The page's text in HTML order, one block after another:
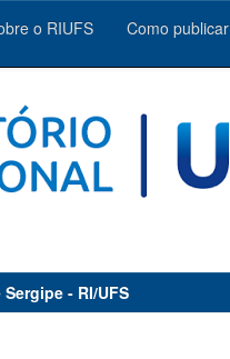
o RIUFS Como publicar
- RI/UFS